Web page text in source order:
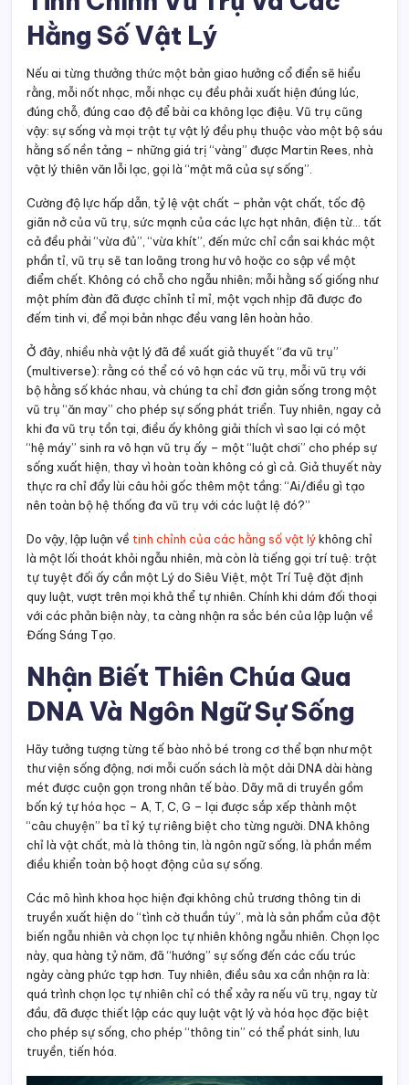
Hằng Số Vật Lý
Nếu ai từng thưởng thức một bản giao hưởng cổ điển sẽ hiểu
rằng, mỗi nốt nhạc, mỗi nhạc cụ đều phải xuất hiện đúng lúc,
đúng chỗ, đúng cao độ để bài ca không lạc điệu. Vũ trụ cũng
vậy: sự sống và mọi trật tự vật lý đều phụ thuộc vào một bộ sáu
hằng số nền tảng – những giá trị “vàng” được Martin Rees, nhà
vật lý thiên văn lỗi lạc, gọi là “mật mã của sự sống”.
Cường độ lực hấp dẫn, tỷ lệ vật chất – phản vật chất, tốc độ
giãn nở của vũ trụ, sức mạnh của các lực hạt nhân, điện từ… tất
cả đều phải “vừa đủ”, “vừa khít”, đến mức chỉ cần sai khác một
phần tỉ, vũ trụ sẽ tan loãng trong hư vô hoặc co sập về một
điểm chết. Không có chỗ cho ngẫu nhiên; mỗi hằng số giống như
một phím đàn đã được chỉnh tỉ mỉ, một vạch nhịp đã được đo
đếm tinh vi, để mọi bản nhạc đều vang lên hoàn hảo.
Ở đây, nhiều nhà vật lý đã đề xuất giả thuyết “đa vũ trụ”
(multiverse): rằng có thể có vô hạn các vũ trụ, mỗi vũ trụ với
bộ hằng số khác nhau, và chúng ta chỉ đơn giản sống trong một
vũ trụ “ăn may” cho phép sự sống phát triển. Tuy nhiên, ngay cả
khi đa vũ trụ tồn tại, điều ấy không giải thích vì sao lại có một
“hệ máy” sinh ra vô hạn vũ trụ ấy – một “luật chơi” cho phép sự
sống xuất hiện, thay vì hoàn toàn không có gì cả. Giả thuyết này
thực ra chỉ đẩy lùi câu hỏi gốc thêm một tầng: “Ai/điều gì tạo
nên toàn bộ hệ thống đa vũ trụ với các luật lệ đó?”
Do vậy, lập luận về tinh chỉnh của các hằng số vật lýkhông chỉ
là một lối thoát khỏi ngẫu nhiên, mà còn là tiếng gọi trí tuệ: trật
tự tuyệt đối ấy cần một Lý do Siêu Việt, một Trí Tuệ đặt định
quy luật, vượt trên mọi khả thể tự nhiên. Chính khi dám đối thoại
với các phản biện này, ta càng nhận ra sắc bén của lập luận về
Đấng Sáng Tạo.
Nhận Biết Thiên Chúa Qua
DNA Và Ngôn Ngữ Sự Sống
Hãy tưởng tượng từng tế bào nhỏ bé trong cơ thể bạn như một
thư viện sống động, nơi mỗi cuốn sách là một dải DNA dài hàng
mét được cuộn gọn trong nhân tế bào. Dãy mã di truyền gồm
bốn ký tự hóa học – A, T, C, G – lại được sắp xếp thành một
“câu chuyện” ba tỉ ký tự riêng biệt cho từng người. DNA không
chỉ là vật chất, mà là thông tin, là ngôn ngữ sống, là phần mềm
điều khiển toàn bộ hoạt động của sự sống.
Các mô hình khoa học hiện đại không chủ trương thông tin di
truyền xuất hiện do “tình cờ thuần túy”, mà là sản phẩm của đột
biến ngẫu nhiên và chọn lọc tự nhiên không ngẫu nhiên. Chọn lọc
này, qua hàng tỷ năm, đã “hướng” sự sống đến các cấu trúc
ngày càng phức tạp hơn. Tuy nhiên, điều sâu xa cần nhận ra là:
quá trình chọn lọc tự nhiên chỉ có thể xảy ra nếu vũ trụ, ngay từ
đầu, đã được thiết lập các quy luật vật lý và hóa học đặc biệt
cho phép sự sống, cho phép “thông tin” có thể phát sinh, lưu
truyền, tiến hóa.